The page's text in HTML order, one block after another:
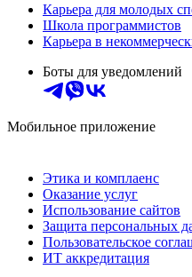
Карьера для молодых
Школа программистов
Карьера в
Боты для уведомлений
Мобильное приложение
Этика и комплаенс
Оказание услуг
Использование сайтов
Защита персональных
Пользовательское
ИТ аккредитация